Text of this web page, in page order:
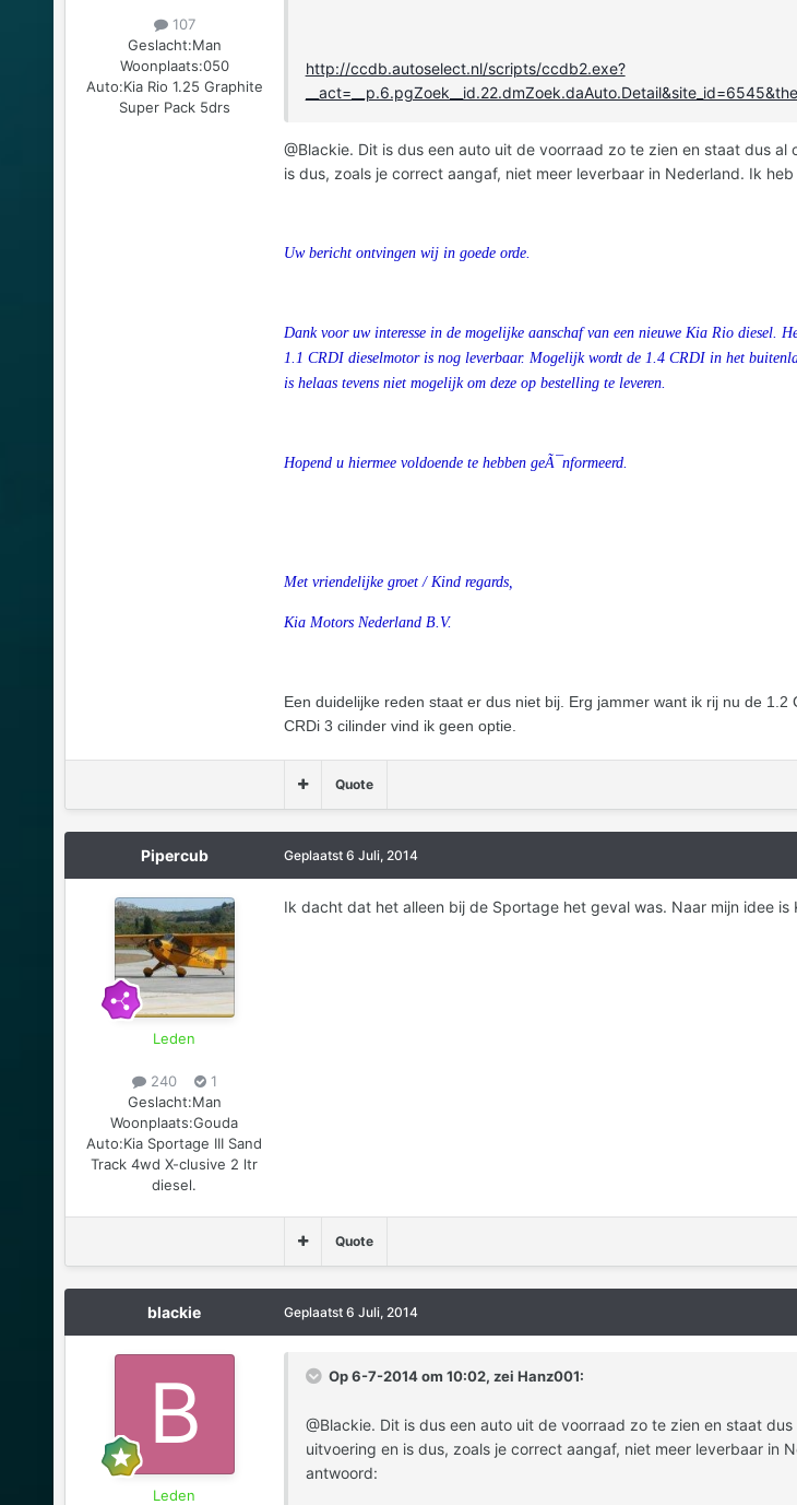
107
Geslacht:Man
Woonplaats:050
Auto:Kia Rio 1.25 Graphite
Super Pack 5drs
http://ccdb.autoselect.nl/scripts/ccdb2.exe?
@Blackie. Dit is dus een auto uit de voorraad zo te zien en staat dus
is dus, zoals je correct aangaf, niet meer leverbaar in Nederland. Ik
Uw bericht ontvingen wij in goede orde.
Dank voor uw interesse in de mogelijke aanschaf van een nieuwe Kia Rio
1.1 CRDI dieselmotor is nog leverbaar. Mogelijk wordt de 1.4 CRDI in het
is helaas tevens niet mogelijk om deze op bestelling te leveren.
Hopend u hiermee voldoende te hebben geÃ¯nformeerd.
Met vriendelijke groet / Kind regards,
Kia Motors Nederland B.V.
Een duidelijke reden staat er dus niet bij. Erg jammer want ik rij nu de
CRDi 3 cilinder vind ik geen optie.
Quote
Pipercub
Leden
240
1
Geslacht:Man
Woonplaats:Gouda
Auto:Kia Sportage III Sand
Track 4wd X-clusive 2 ltr
diesel.
Geplaatst 6 Juli, 2014
Ik dacht dat het alleen bij de Sportage het geval was. Naar mijn idee
Quote
blackie
Leden
Geplaatst 6 Juli, 2014
Op 6-7-2014 om 10:02, zei Hanz001:
@Blackie. Dit is dus een auto uit de voorraad zo te zien en staat
uitvoering en is dus, zoals je correct aangaf, niet meer leverbaar in
antwoord: